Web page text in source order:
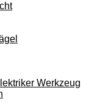
Werkzeug